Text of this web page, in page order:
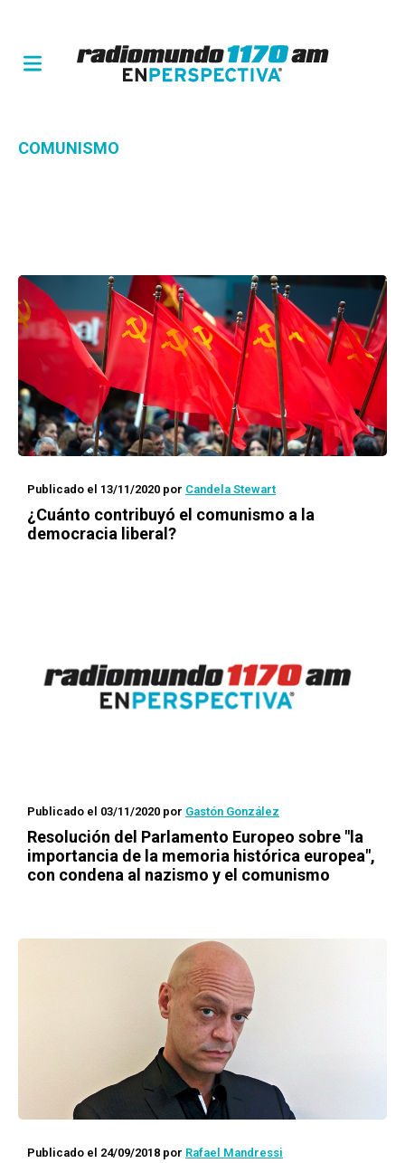
COMUNISMO
Publicado el 13/11/2020 por Candela Stewart
¿Cuánto contribuyó el comunismo a la
democracia liberal?
Publicado el 03/11/2020 por Gastón González
Resolución del Parlamento Europeo sobre "la
importancia de la memoria histórica europea",
con condena al nazismo y el comunismo
Publicado el 24/09/2018 por Rafael Mandressi